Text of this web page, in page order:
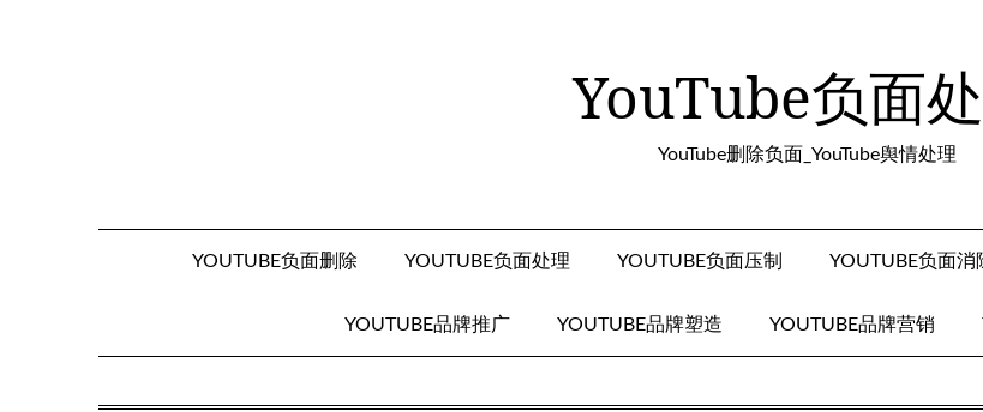
YouTube负面
YouTube删除负面_YouTube舆情处理
YOUTUBE负面删除 YOUTUBE负面处理 YOUTUBE负面压制 YOUTUBE负面消
YOUTUBE品牌推广 YOUTUBE品牌塑造 YOUTUBE品牌营销